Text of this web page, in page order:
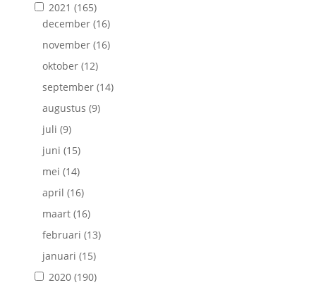
2021 (165)
december(16)
november(16)
oktober(12)
september(14)
augustus (9)
juli (9)
juni (15)
mei (14)
april (16)
maart(16)
februari (13)
januari (15)
2020(190)